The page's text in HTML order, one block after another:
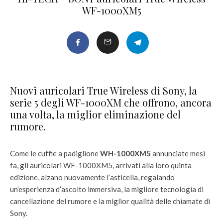
WF-1000XM5
Nuovi auricolari True Wireless di Sony, la
serie 5 degli WF-1000XM che offrono, ancora
una volta, la miglior eliminazione del
rumore.
Come le cuffie a padiglioneWH-1000XM5 annunciate mesi
fa, gli auricolari WF-1000XM5, arrivati alla loro quinta
edizione, alzano nuovamente l’asticella, regalando
un’esperienza d’ascolto immersiva, la migliore tecnologia di
cancellazione del rumore e la miglior qualità delle chiamate di
Sony.